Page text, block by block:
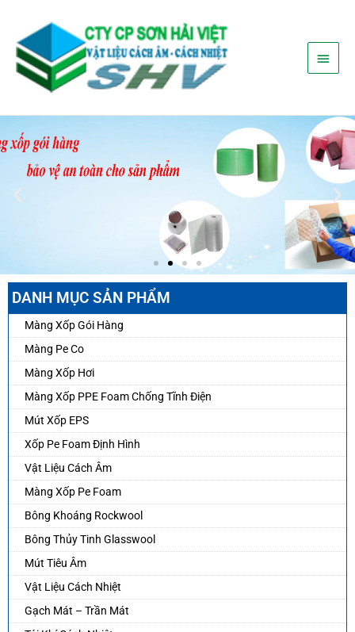
dung
chính
DANH MỤC SẢN PHẨM
Màng Xốp Gói Hàng
Màng Pe Co
Màng Xốp Hơi
Màng Xốp PPE Foam Chống Tĩnh Điện
Mút Xốp EPS
Xốp Pe Foam Định Hình
Vật Liệu Cách Âm
Màng Xốp Pe Foam
Bông Khoáng Rockwool
Bông Thủy Tinh Glasswool
Mút Tiêu Âm
Vật Liệu Cách Nhiệt
Gạch Mát – Trần Mát